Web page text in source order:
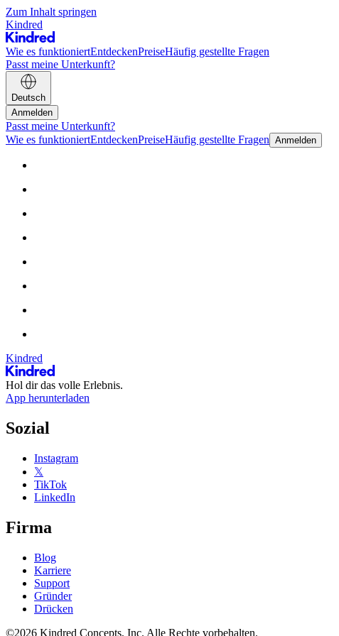
Zum Inhalt springen
Kindred
Wie es funktioniertEntdeckenPreiseHäufig gestellte Fragen
Passt meine Unterkunft?
Deutsch
Anmelden
Passt meine Unterkunft?
Wie es funktioniertEntdeckenPreiseHäufig gestellte Fragen Anmelden
Kindred
Hol dir das volle Erlebnis.
App herunterladen
Sozial
Instagram
𝕏
TikTok
LinkedIn
Firma
Blog
Karriere
Support
Gründer
Drücken
©2026 Kindred Concepts, Inc. Alle Rechte vorbehalten.